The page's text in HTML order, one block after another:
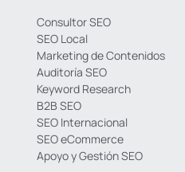
Consultor SEO
SEO Local
Marketing de Contenidos
Auditoría SEO
Keyword Research
B2B SEO
SEO Internacional
SEO eCommerce
Apoyo y Gestión SEO